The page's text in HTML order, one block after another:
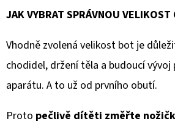
JAK VYBRAT SPRÁVNOU VELIKOST
Vhodně zvolená velikost bot je
chodidel, držení těla a budoucí vývoj
aparátu. A to už od prvního obutí.
Proto pečlivě dítěti změřte